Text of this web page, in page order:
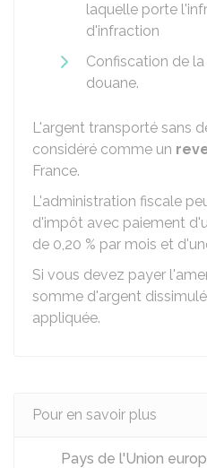
laquelle porte
d'infraction
Confiscation de
douane.
L'argent transporté sans
considéré comme un
France.
L'administration fiscale
d'impôt avec paiement
de 0,20 % par mois et
Si vous devez payer
somme d'argent
appliquée.
Pour en savoir plus
Pays de l'Union